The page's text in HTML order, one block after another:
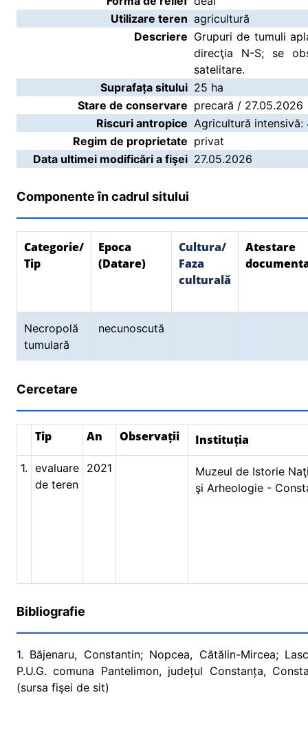
Utilizare teren agricultură
Descriere Grupuri de tumuli
direcţia N-S; se
satelitare.
Suprafața sitului 25 ha
Stare de conservare precară / 27.05.2026
Riscuri antropice Agricultură intensivă:
Regim de proprietate privat
Data ultimei modificări a fişei 27.05.2026
Componente în cadrul sitului
Categorie/
Tip
Epoca
(Datare)
Cultura/
Faza
culturală
Atestare
Necropolă
tumulară
necunoscută
Cercetare
Tip An Observații Instituția
1. evaluare
de teren
2021
Muzeul de Istorie
şi Arheologie -
Bibliografie
1. Băjenaru, Constantin; Nopcea, Cătălin-Mircea;
P.U.G. comuna Pantelimon, județul Constanța,
(sursa fişei de sit)